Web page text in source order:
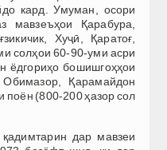
кард. Умуман, осори
мавзеъҳои Қарабура,
Хуҷӣ, Қаратоғ,
солҳои 60-90-уми асри
ёдгориҳо бошишгоҳҳои
Қарамайдон
поён (800-200 ҳазор сол
дар мавзеи